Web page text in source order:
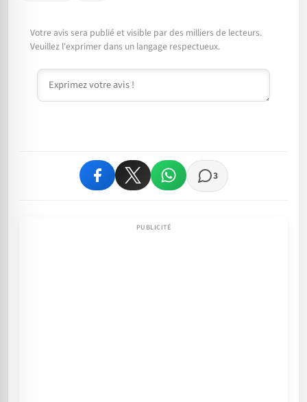
Votre avis sera publié et visible par des milliers de lecteurs.
Veuillez l'exprimer dans un langage respectueux.
Commentaire
3